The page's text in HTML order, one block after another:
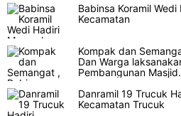
Babinsa Koramil
Kecamatan
Kompak dan
Dan Warga
Pembangunan Masjid.
Danramil 19 Trucuk
Kecamatan Trucuk